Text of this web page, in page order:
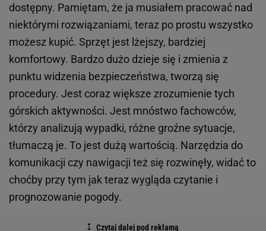
dostępny. Pamiętam, że ja musiałem pracować nad
niektórymi rozwiązaniami, teraz po prostu wszystko
możesz kupić. Sprzęt jest lżejszy, bardziej
komfortowy. Bardzo dużo dzieje się i zmienia z
punktu widzenia bezpieczeństwa, tworzą się
procedury. Jest coraz większe zrozumienie tych
górskich aktywności. Jest mnóstwo fachowców,
którzy analizują wypadki, różne groźne sytuacje,
tłumaczą je. To jest dużą wartością. Narzędzia do
komunikacji czy nawigacji też się rozwinęły, widać to
choćby przy tym jak teraz wygląda czytanie i
prognozowanie pogody.